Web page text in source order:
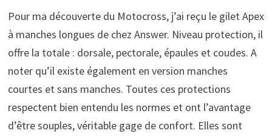
Pour ma découverte du Motocross, j’ai reçu le gilet Apex
à manches longues de chez Answer. Niveau protection, il
offre la totale : dorsale, pectorale, épaules et coudes. A
noter qu’il existe également en version manches
courtes et sans manches. Toutes ces protections
respectent bien entendu les normes et ont l’avantage
d’être souples, véritable gage de confort. Elles sont